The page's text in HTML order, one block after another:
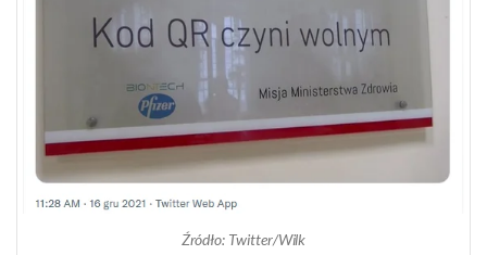
Źródło: Twitter/Wilk